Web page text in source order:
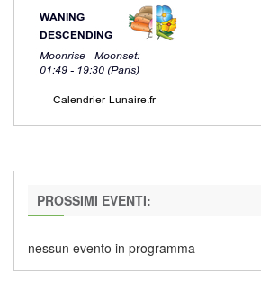
PROSSIMI EVENTI:
nessun evento in programma